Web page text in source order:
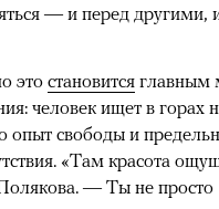
— и перед другими,
это становится главным
человек ищет в горах
опыт свободы и
«Там красота
— Ты не просто